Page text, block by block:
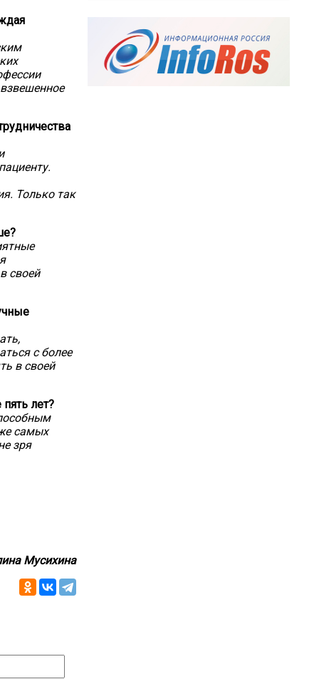
Только так
своей
с более
в своей
лет?
самых
зря
Мусихина